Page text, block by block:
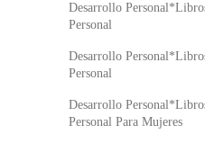
Desarrollo
Personal
Desarrollo
Personal
Desarrollo
Personal Para Mujeres